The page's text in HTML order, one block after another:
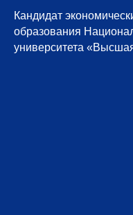
Кандидат
образования
университета